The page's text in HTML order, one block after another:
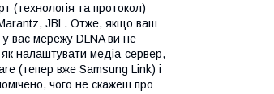
(технологія та протокол)
Marantz, JBL. Отже, якщо ваш
у вас мережу DLNA ви не
як налаштувати медіа-сервер,
(тепер вже Samsung Link) і
чого не скажеш про